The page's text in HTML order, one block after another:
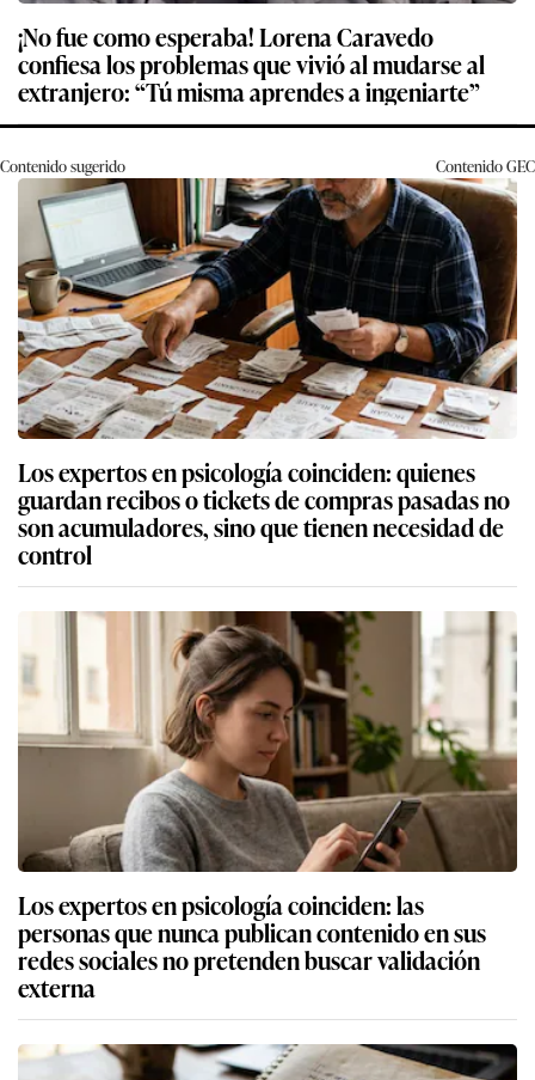
¡No fue como esperaba! Lorena Caravedo
confiesa los problemas que vivió al mudarse al
extranjero: “Tú misma aprendes a ingeniarte”
Contenido sugerido ContenidoGEC
Los expertos en psicología coinciden: quienes
guardan recibos o tickets de compras pasadas no
son acumuladores, sino que tienen necesidad de
control
Los expertos en psicología coinciden: las
personas que nunca publican contenido en sus
redes sociales no pretenden buscar validación
externa